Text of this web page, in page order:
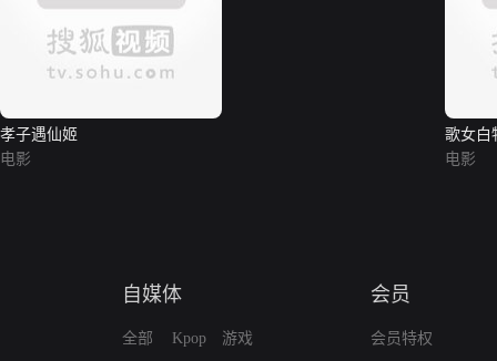
孝子遇仙姬
电影
歌女白
电影
自媒体
全部
Kpop
游戏
会员
会员特权